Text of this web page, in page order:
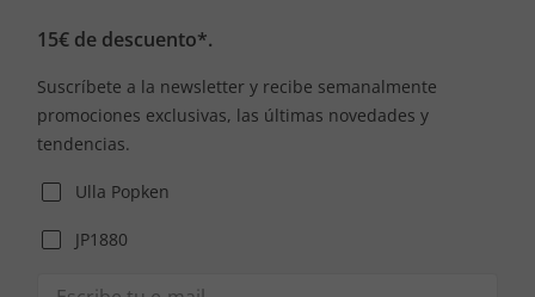
15€ de descuento*.
Suscríbete a la newsletter y recibe semanalmente
promociones exclusivas, las últimas novedades y
tendencias.
Ulla Popken
JP1880